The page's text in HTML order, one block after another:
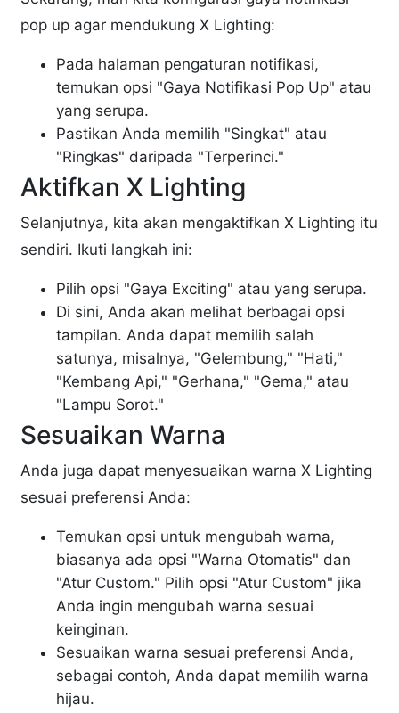
pop up agar mendukung X Lighting:
Pada halaman pengaturan notifikasi,
temukan opsi "Gaya Notifikasi Pop Up" atau
yang serupa.
Pastikan Anda memilih "Singkat" atau
"Ringkas" daripada "Terperinci."
Aktifkan X Lighting
Selanjutnya, kita akan mengaktifkan X Lighting itu
sendiri. Ikuti langkah ini:
Pilih opsi "Gaya Exciting" atau yang serupa.
Di sini, Anda akan melihat berbagai opsi
tampilan. Anda dapat memilih salah
satunya, misalnya, "Gelembung," "Hati,"
"Kembang Api," "Gerhana," "Gema," atau
"Lampu Sorot."
Sesuaikan Warna
Anda juga dapat menyesuaikan warna X Lighting
sesuai preferensi Anda:
Temukan opsi untuk mengubah warna,
biasanya ada opsi "Warna Otomatis" dan
"Atur Custom." Pilih opsi "Atur Custom" jika
Anda ingin mengubah warna sesuai
keinginan.
Sesuaikan warna sesuai preferensi Anda,
sebagai contoh, Anda dapat memilih warna
hijau.